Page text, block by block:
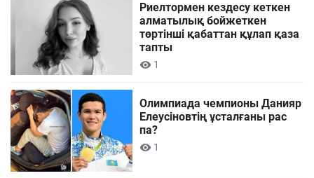
Риелтормен кездесу кеткен
алматылық бойжеткен
төртінші қабаттан құлап қаза
тапты
1
Олимпиада чемпионы Данияр
Елеусіновтің ұсталғаны рас
па?
1